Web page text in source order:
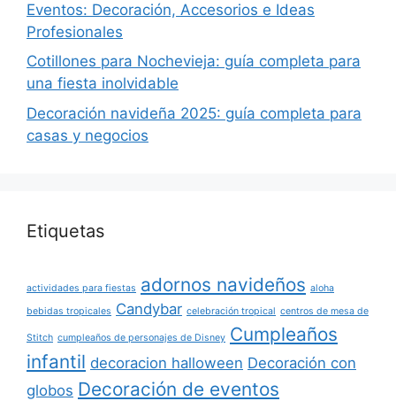
Eventos: Decoración, Accesorios e Ideas
Profesionales
Cotillones para Nochevieja: guía completa para
una fiesta inolvidable
Decoración navideña 2025: guía completa para
casas y negocios
Etiquetas
actividades para fiestas adornos navideños aloha
bebidas tropicales Candybar celebración tropical centros de mesa de
Stitch cumpleaños de personajes de Disney Cumpleaños
infantil decoracion halloween Decoración con
globos Decoración de eventos